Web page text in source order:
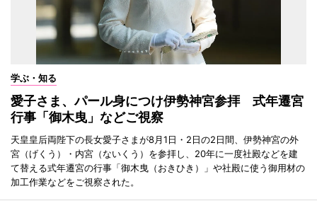
学ぶ・知る
愛子さま、パール身につけ伊勢神宮参拝 式年遷宮
行事「御木曳」などご視察
天皇皇后両陛下の長女愛子さまが8月1日・2日の2日間、伊勢神宮の外
宮（げくう）・内宮（ないくう）を参拝し、20年に一度社殿などを建
て替える式年遷宮の行事「御木曳（おきひき）」や社殿に使う御用材の
加工作業などをご視察された。